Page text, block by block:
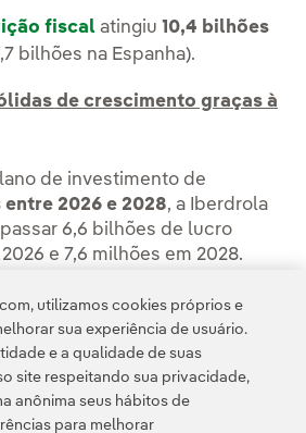
fiscal atingiu 10,4 bilhões
bilhões na Espanha).
de crescimento graças à
de investimento de
2026 e 2028, a Iberdrola
6,6 bilhões de lucro
e 7,6 milhões em 2028.
utilizamos cookies próprios e
sua experiência de usuário.
e a qualidade de suas
site respeitando sua privacidade,
anônima seus hábitos de
para melhorar